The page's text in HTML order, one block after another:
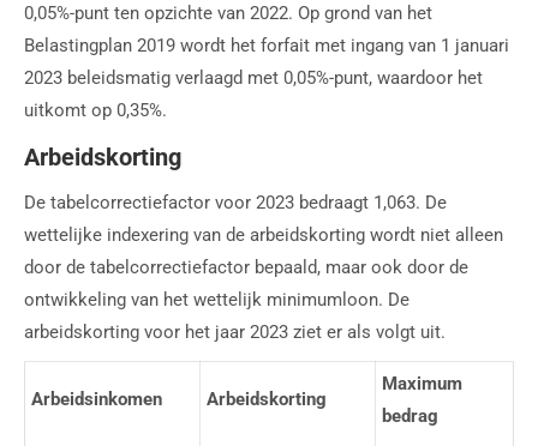
0,05%-punt ten opzichte van 2022. Op grond van het
Belastingplan 2019 wordt het forfait met ingang van 1 januari
2023 beleidsmatig verlaagd met 0,05%-punt, waardoor het
uitkomt op 0,35%.
Arbeidskorting
De tabelcorrectiefactor voor 2023 bedraagt 1,063. De
wettelijke indexering van de arbeidskorting wordt niet alleen
door de tabelcorrectiefactor bepaald, maar ook door de
ontwikkeling van het wettelijk minimumloon. De
arbeidskorting voor het jaar 2023 ziet er als volgt uit.
Arbeidsinkomen Arbeidskorting
Maximum
bedrag